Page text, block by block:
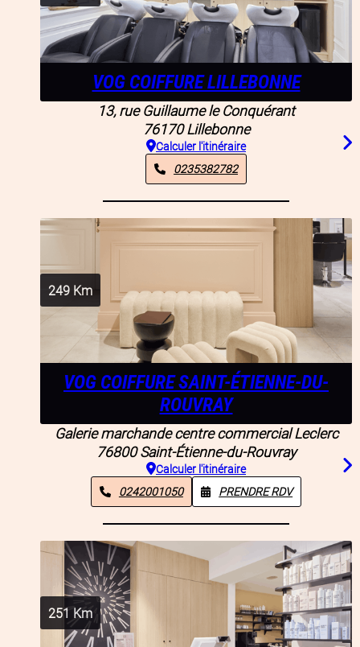
VOG COIFFURE LILLEBONNE
13, rue Guillaume le Conquérant
76170 Lillebonne
Calculer l'itinéraire
0235382782
249 Km
VOG COIFFURE SAINT-ÉTIENNE-DU-
ROUVRAY
Galerie marchande centre commercial Leclerc
76800 Saint-Étienne-du-Rouvray
Calculer l'itinéraire
0242001050
PRENDRE RDV
251Km